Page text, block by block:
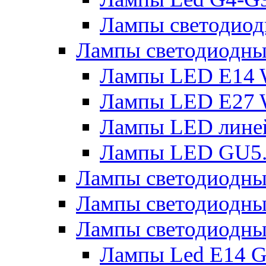
Лампы
Лампы
Лампы LED E14
Лампы LED E27
Лампы LED
Лампы LED
Лампы
Лампы
Лампы
Лампы Led Е14